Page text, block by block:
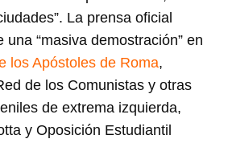
cuenta de 14ymedio.
La prensa oficial
una “masiva demostración” en
los Apóstoles de Roma,
de los Comunistas y otras
de extrema izquierda,
y Oposición Estudiantil